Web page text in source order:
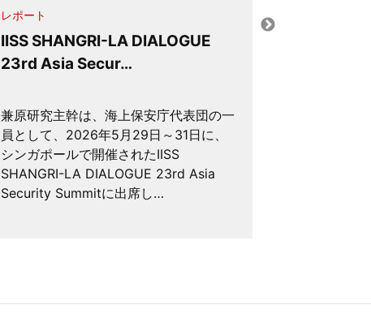
レポート
IISS SHANGRI-LA DIALOGUE
23rd Asia Secur…
兼原研究主幹は、海上保安庁代表団の一
員として、2026年5月29日～31日に、
シンガポールで開催されたIISS
SHANGRI-LA DIALOGUE 23rd Asia
Security Summitに出席し…